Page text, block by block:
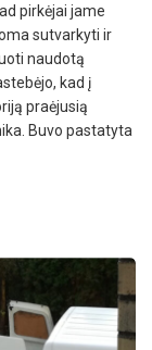
pirkėjai jame
sutvarkyti ir
naudotą
kad į
praėjusią
Buvo pastatyta